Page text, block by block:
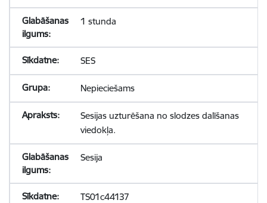
1 stunda
SES
Nepieciešams
Sesijas uzturēšana no slodzes dalīšanas
viedokļa.
Sesija
TS01c44137